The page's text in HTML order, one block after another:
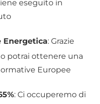
eseguito in
Energetica: Grazie
potrai ottenere una
Europee
: Ci occuperemo di